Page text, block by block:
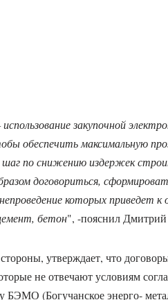
закупочной
обеспечить максимальную
по снижению издержек
договориться,
которых приведет
бетон", -пояснил
утверждает, что
не отвечают условиям
БЭМО (Богучанское энерго-